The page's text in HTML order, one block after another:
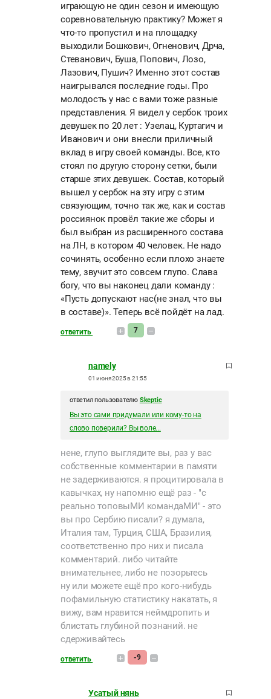
играющую не один сезон и имеющую
соревновательную практику? Может я
что-то пропустил и на площадку
выходили Бошкович, Огненович, Дрча,
Стеванович, Буша, Попович, Лозо,
Лазович, Пушич? Именно этот состав
наигрывался последние годы. Про
молодость у нас с вами тоже разные
представления. Я видел у сербок троих
девушек по 20 лет : Узелац, Куртагич и
Иванович и они внесли приличный
вклад в игру своей команды. Все, кто
стоял по другую сторону сетки, были
старше этих девушек. Состав, который
вышел у сербок на эту игру с этим
связующим, точно так же, как и состав
россиянок провёл такие же сборы и
был выбран из расширенного состава
на ЛН, в котором 40 человек. Не надо
сочинять, особенно если плохо знаете
тему, звучит это совсем глупо. Слава
богу, что вы наконец дали команду :
«Пусть допускают нас(не знал, что вы
в составе)». Теперь всё пойдёт на лад.
ответить 7
namely
01 июня 2025 в 21:55
ответил пользователю Skeptic
Вы это сами придумали или кому-то на
слово поверили? Вы воле...
нене, глупо выглядите вы, раз у вас
собственные комментарии в памяти
не задерживаются. я процитировала в
кавычках, ну напомню ещё раз - "с
реально топовыМИ командаМИ" - это
вы про Сербию писали? я думала,
Италия там, Турция, США, Бразилия,
соответственно про них и писала
комментарий. либо читайте
внимательнее, либо не позорьтесь
ну или можете ещё про кого-нибудь
пофамильную статистику накатать, я
вижу, вам нравится неймдропить и
блистать глубиной познаний. не
сдерживайтесь
ответить -9
Усатый нянь